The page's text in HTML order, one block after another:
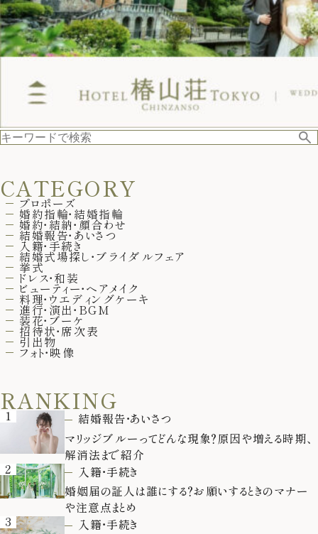
CATEGORY
プロポーズ
婚約指輪・結婚指輪
婚約・結納・顔合わせ
結婚報告・あいさつ
入籍・手続き
結婚式場探し・ブライダルフェア
挙式
ドレス・和装
ビューティー・ヘアメイク
料理・ウエディングケーキ
進行・演出・BGM
装花・ブーケ
招待状・席次表
引出物
フォト・映像
RANKING
1
結婚報告・あいさつ
マリッジブルーってどんな現象？原因や増える時期、
解消法まで紹介
2
入籍・手続き
婚姻届の証人は誰にする？お願いするときのマナー
や注意点まとめ
3
入籍・手続き